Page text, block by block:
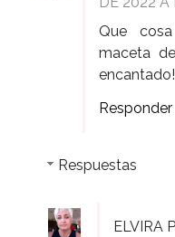
Que
maceta
Responder
Respuestas
ELVIRA